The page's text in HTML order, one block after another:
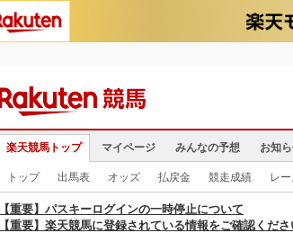
楽天競馬トップ マイページ みんなの予想 お知
トップ 出馬表 オッズ 払戻金 競走成績 レ
【重要】パスキーログインの一時停止について
【重要】楽天競馬に登録されている情報をご確認くださ